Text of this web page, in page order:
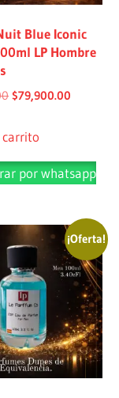
Blue Iconic
LP Hombre
$79,900.00
por whatsapp
¡Oferta!